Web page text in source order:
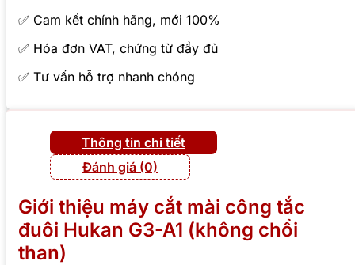
✅ Cam kết chính hãng, mới 100%
✅ Hóa đơn VAT, chứng từ đầy đủ
✅ Tư vấn hỗ trợ nhanh chóng
Thông tin chi tiết
Đánh giá (0)
Giới thiệu máy cắt mài công tắc
đuôi Hukan G3-A1 (không chổi
than)